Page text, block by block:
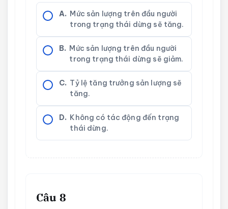
A. Mức sản lượng trên đầu người
trong trạng thái dừng sẽ tăng.
B. Mức sản lượng trên đầu người
trong trạng thái dừng sẽ giảm.
C. Tỷ lệ tăng trưởng sản lượng sẽ
tăng.
D. Không có tác động đến trạng
thái dừng.
Câu 8